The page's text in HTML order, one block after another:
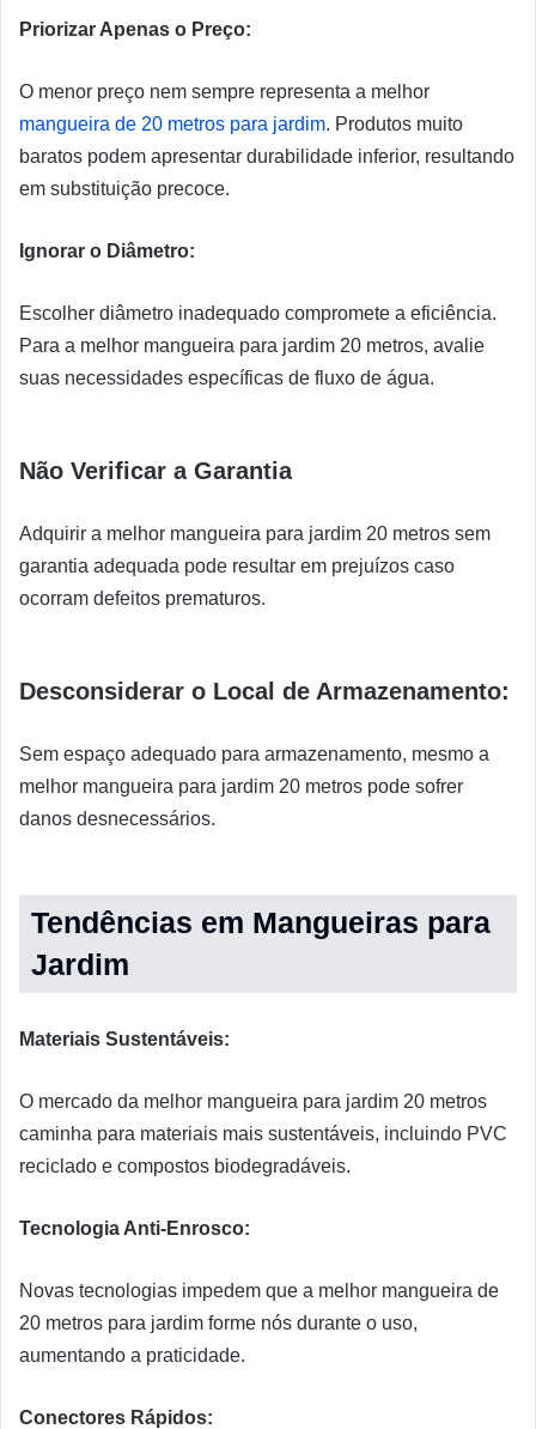
Priorizar Apenas o Preço:
O menor preço nem sempre representa a melhor
mangueira de 20 metros para jardim. Produtos muito
baratos podem apresentar durabilidade inferior, resultando
em substituição precoce.
Ignorar o Diâmetro:
Escolher diâmetro inadequado compromete a eficiência.
Para a melhor mangueira para jardim 20 metros, avalie
suas necessidades específicas de fluxo de água.
Não Verificar a Garantia
Adquirir a melhor mangueira para jardim 20 metros sem
garantia adequada pode resultar em prejuízos caso
ocorram defeitos prematuros.
Desconsiderar o Local de Armazenamento:
Sem espaço adequado para armazenamento, mesmo a
melhor mangueira para jardim 20 metros pode sofrer
danos desnecessários.
Tendências em Mangueiras para
Jardim
Materiais Sustentáveis:
O mercado da melhor mangueira para jardim 20 metros
caminha para materiais mais sustentáveis, incluindo PVC
reciclado e compostos biodegradáveis.
Tecnologia Anti-Enrosco:
Novas tecnologias impedem que a melhor mangueira de
20 metros para jardim forme nós durante o uso,
aumentando a praticidade.
Conectores Rápidos: